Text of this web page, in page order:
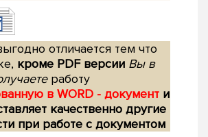
отличается тем что
кроме PDF версии Вы в
работу
в WORD - документ и
качественно другие
при работе с документом